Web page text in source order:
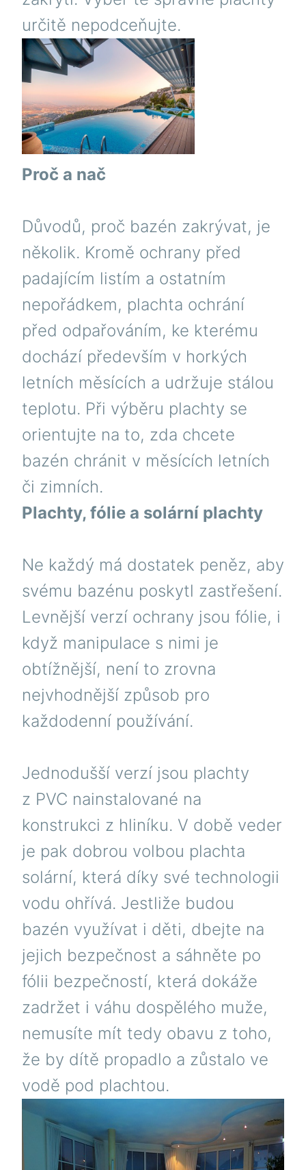
určitě nepodceňujte.
Proč a nač
Důvodů, proč bazén zakrývat, je
několik. Kromě ochrany před
padajícím listím a ostatním
nepořádkem, plachta ochrání
před odpařováním, ke kterému
dochází především v horkých
letních měsících a udržuje stálou
teplotu. Při výběru plachty se
orientujte na to, zda chcete
bazén chránit v měsících letních
či zimních.
Plachty, fólie a solární plachty
Ne každý má dostatek peněz, aby
svému bazénu poskytl zastřešení.
Levnější verzí ochrany jsou fólie, i
když manipulace s nimi je
obtížnější, není to zrovna
nejvhodnější způsob pro
každodenní používání.
Jednodušší verzí jsou plachty
z PVC nainstalované na
konstrukci z hliníku. V době veder
je pak dobrou volbou plachta
solární, která díky své technologii
vodu ohřívá. Jestliže budou
bazén využívat i děti, dbejte na
jejich bezpečnost a sáhněte po
fólii bezpečností, která dokáže
zadržet i váhu dospělého muže,
nemusíte mít tedy obavu z toho,
že by dítě propadlo a zůstalo ve
vodě pod plachtou.